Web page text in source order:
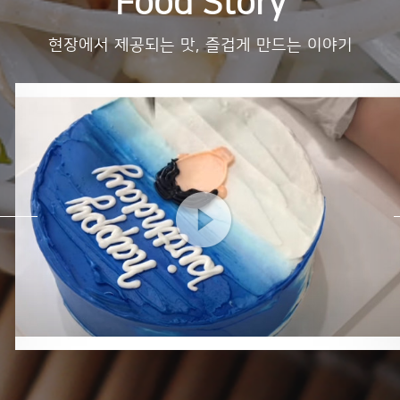
현장에서 제공되는 맛, 즐겁게 만드는 이야기